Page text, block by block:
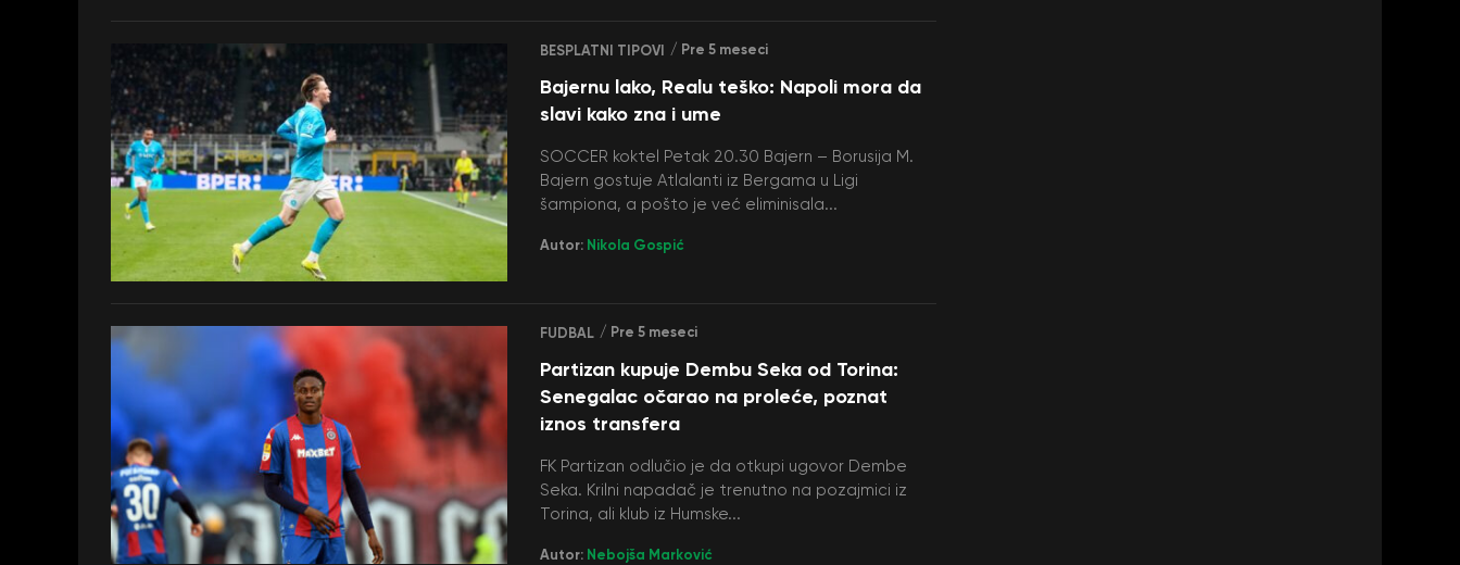
BESPLATNI TIPOVI / Pre 5 meseci
Bajernu lako, Realu teško: Napoli mora da
slavi kako zna i ume
SOCCER koktel Petak 20.30 Bajern – Borusija M.
Bajern gostuje Atlalanti iz Bergama u Ligi
šampiona, a pošto je već eliminisala...
Autor: Nikola Gospić
FUDBAL / Pre 5 meseci
Partizan kupuje Dembu Seka od Torina:
Senegalac očarao na proleće, poznat
iznos transfera
FK Partizan odlučio je da otkupi ugovor Dembe
Seka. Krilni napadač je trenutno na pozajmici iz
Torina, ali klub iz Humske...
Autor: Nebojša Marković